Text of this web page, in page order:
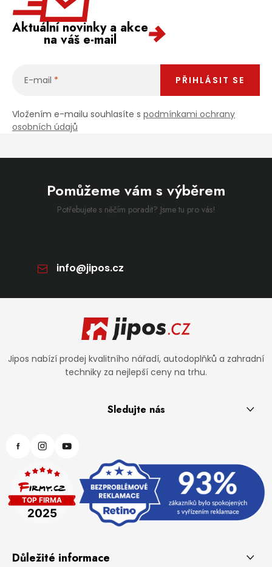
Aktuální novinky a akce
na váš e-mail
E-mail
Vložením e-mailu souhlasíte s podmínkami ochrany
osobních údajů
PŘIHLÁSIT SE
Pomůžeme vám s výběrem
Potřebujete s něčím poradit? Jsme tu pro vás!
info@jipos.cz
Jipos nabízí prodej kvalitního nářadí, autodoplňků a zahradní
techniky za nejlepší ceny na trhu.
Sledujte nás
Důležité informace